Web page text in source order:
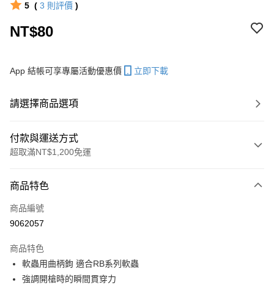
5 ( 3 則評價 )
NT$80
App 結帳可享專屬活動優惠價 立即下載
請選擇商品選項
付款與運送方式
超取滿NT$1,200免運
信用卡一次付款
信用卡分期付款
合作金庫商業銀行
華南商業銀行
上海商業儲蓄銀行
超商取貨付款
Apple Pay
商品特色
商品編號
9062057
商品特色
軟蟲用曲柄鉤 適合RB系列軟蟲
強調開槍時的瞬間貫穿力